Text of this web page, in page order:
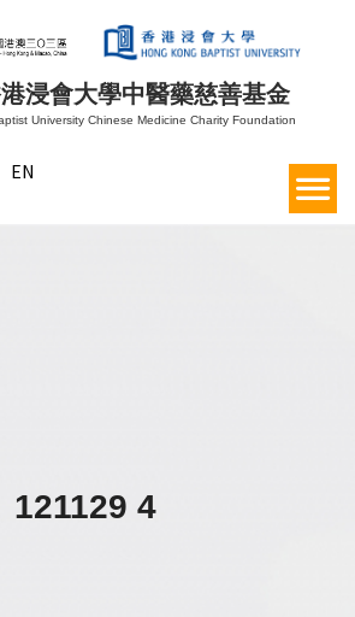
浸會大學中醫藥慈善基金
University Chinese Medicine Charity Foundation
EN
121129 4